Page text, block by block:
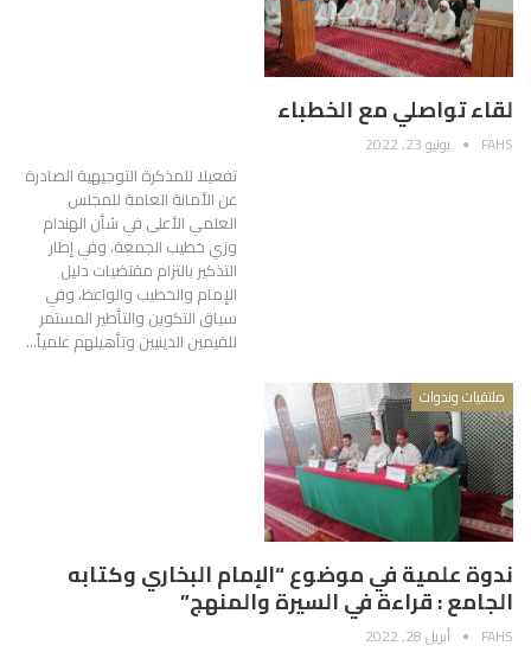
لقاء تواصلي مع الخطباء
FAHS يونيو 23, 2022
تفعيلا للمذكرة التوجيهية الصادرة
عن الأمانة العامة للمجلس
العلمي الأعلى في شأن الهندام
وزي خطيب الجمعة، وفي إطار
التذكير بالتزام مقتضيات دليل
الإمام والخطيب والواعظ، وفي
سياق التكوين والتأطير المستمر
للقيمين الدينيين وتأهيلهم علمياً…
ملتقيات وندوات
ندوة علمية في موضوع “الإمام البخاري وكتابه
الجامع : قراءة في السيرة والمنهج”
FAHS أبريل 28, 2022